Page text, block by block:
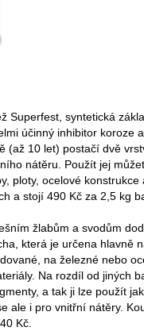
Superfest, syntetická
účinný inhibitor koroze
(až 10 let) postačí dvě
nátěru. Použít jej
ploty, ocelové konstrukce
a stojí 490 Kč za 2,5 kg
žlabům a svodům
která je určena hlavně
na železné nebo
Na rozdíl od jiných
a tak ji lze použít
ale i pro vnitřní nátěry.
Kč.